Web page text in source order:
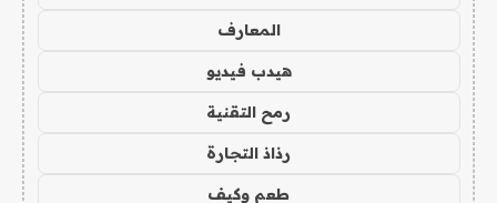
المعارف
هيدب فيديو
رمح التقنية
رذاذ التجارة
طعم وكيف